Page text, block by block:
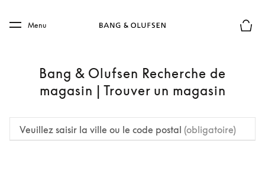
Skip to main footer
Menu
Bang & Olufsen Recherche de
magasin | Trouver un magasin
Veuillez saisir la ville ou le code postal (obligatoire)